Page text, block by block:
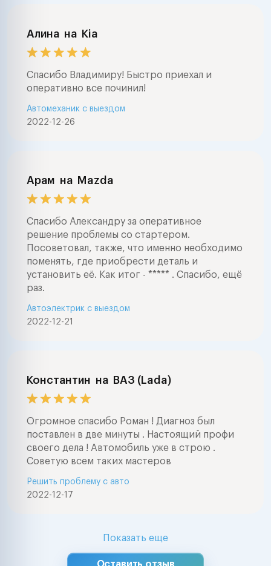
Алина на Kia
Спасибо Владимиру! Быстро приехал и
оперативно все починил!
2022-12-26
Автомеханик с выездом
Арам на Mazda
Спасибо Александру за оперативное
решение проблемы со стартером.
Посоветовал, также, что именно необходимо
поменять, где приобрести деталь и
установить её. Как итог - ***** . Спасибо, ещё
раз.
2022-12-21
Автоэлектрик с выездом
Константин на ВАЗ (Lada)
Огромное спасибо Роман ! Диагноз был
поставлен в две минуты . Настоящий профи
своего дела ! Автомобиль уже в строю .
Советую всем таких мастеров
2022-12-17
Решить проблему с авто
Показать еще